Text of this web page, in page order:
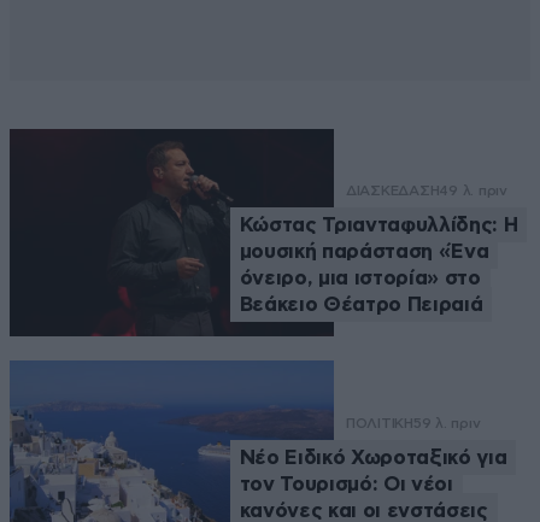
ΔΙΑΣΚΕΔΑΣΗ49 λ. πριν
Κώστας Τριανταφυλλίδης: Η
μουσική παράσταση «Ένα
όνειρο, μια ιστορία» στο
Βεάκειο Θέατρο Πειραιά
ΠΟΛΙΤΙΚΗ59 λ. πριν
Νέο Ειδικό Χωροταξικό για
τον Τουρισμό: Οι νέοι
κανόνες και οι ενστάσεις